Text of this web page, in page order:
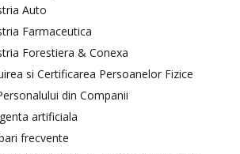
Auto
Farmaceutica
Forestiera & Conexa
si Certificarea Persoanelor Fizice
din Companii
artificiala
frecvente